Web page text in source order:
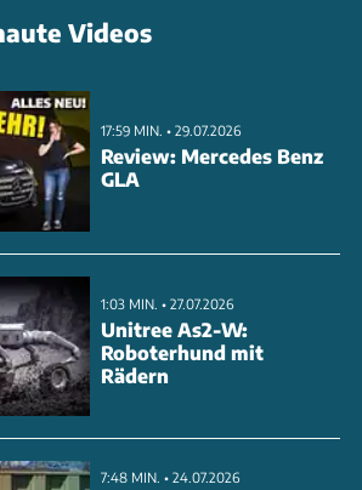
der markentypischen Hofmeister-
Modelle der Marke. Die
das Design der Tagfahrlichter
Fahrzeug eine elegante Note.
sich verschiedene
darunter Diesel- und
Hybridmodelle. Der
Technik, jedoch ist die
Das Fahrzeug wird ab März
Schauen Sie sich das Video an,
erfahren.
Videos
17:59 MIN. • 29.07.2026
Review: Mercedes Benz
GLA
1:03 MIN. • 27.07.2026
Unitree As2-W:
Roboterhund mit
Rädern
7:48 MIN. • 24.07.2026